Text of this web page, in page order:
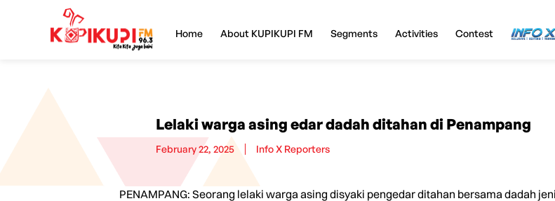
Home About KUPIKUPI FM Segments Activities Contest InfoX
Lelaki warga asing edar dadah ditahan di Penampang
February 22, 2025 Info X Reporters
PENAMPANG: Seorang lelaki warga asing disyaki pengedar ditahan bersama dadah